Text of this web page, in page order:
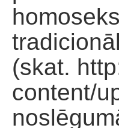
(skat.
content/